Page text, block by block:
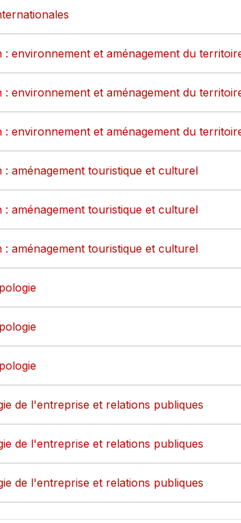
environnement et aménagement du
environnement et aménagement du
environnement et aménagement du
aménagement touristique et culturel
aménagement touristique et culturel
aménagement touristique et culturel
de l'entreprise et relations publiques
de l'entreprise et relations publiques
de l'entreprise et relations publiques